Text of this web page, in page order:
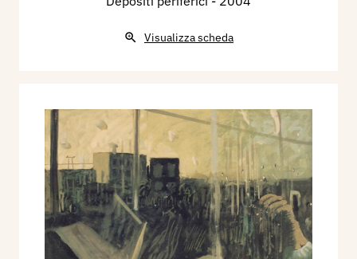
Visualizza scheda